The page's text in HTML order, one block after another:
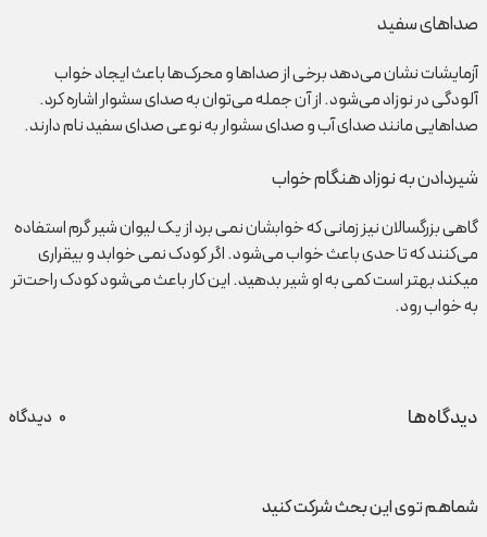
صداهای سفید
آزمایشات نشان می‌دهد برخی از صداها و محرک‌ها باعث ایجاد خواب
آلودگی در نوزاد می‌شود. از آن جمله می‌توان به صدای سشوار اشاره کرد.
صداهایی مانند صدای آب و صدای سشوار به نوعی صدای سفید نام دارند.
شیردادن به نوزاد هنگام خواب
گاهی بزرگسالان نیز زمانی که خوابشان نمی برد از یک لیوان شیر گرم استفاده
می‌کنند که تا حدی باعث خواب می‌شود. اگر کودک نمی خوابد و بیقراری
میکند بهتر است کمی به او شیر بدهید. این کار باعث می‌شود کودک راحت‌تر
به خواب رود.
دیدگاه‌ها 0 دیدگاه
شماهم توی این بحث شرکت کنید